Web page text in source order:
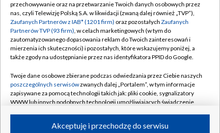
Abonament TVP
Emisja w TVP
Centrum informacji TVP
Naziemna Telewizja Cyfrowa
Rada Programowa
System NOS
Informacje o nadawcy
Program dla prasy
Regulamin TVP
Polityka prywatności
Moje zgody
Pomoc
Kontakt
Kanały
przechowywanie oraz na przetwarzanie Twoich danych osobowych przez
nas, czyli Telewizję Polską S.A. w likwidacji (zwaną dalej również „TVP”),
Zaufanych Partnerów z IAB* (1201 firm) oraz pozostałych Zaufanych
Partnerów TVP (93 firm), w celach marketingowych (w tym do
zautomatyzowanego dopasowania reklam do Twoich zainteresowań i
mierzenia ich skuteczności) i pozostałych, które wskazujemy poniżej, a
także zgody na udostępnianie przez nas identyfikatora PPID do Google.
Twoje dane osobowe zbierane podczas odwiedzania przez Ciebie naszych
poszczególnych serwisówzwanych dalej „Portalem”, w tym informacje
zapisywane za pomocą technologii takich jak: pliki cookie, sygnalizatory
WWW lub innych podobnych technologii umożliwiających świadczenie
ruchu w Internecie.Akceptuję i przechodzę do serwisu